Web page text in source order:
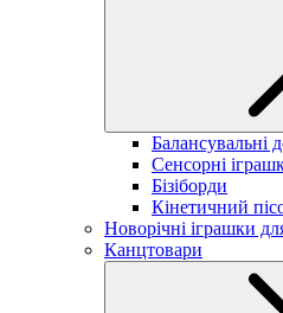
Балансувальні
Сенсорні
Бізіборди
Кінетичний
Новорічні іграшки
Канцтовари